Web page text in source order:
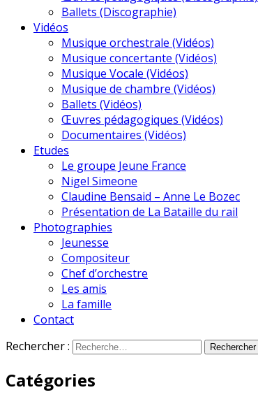
Ballets (Discographie)
Vidéos
Musique orchestrale (Vidéos)
Musique concertante (Vidéos)
Musique Vocale (Vidéos)
Musique de chambre (Vidéos)
Ballets (Vidéos)
Œuvres pédagogiques (Vidéos)
Documentaires (Vidéos)
Etudes
Le groupe Jeune France
Nigel Simeone
Claudine Bensaid – Anne Le Bozec
Présentation de La Bataille du rail
Photographies
Jeunesse
Compositeur
Chef d’orchestre
Les amis
La famille
Contact
Rechercher :
Catégories